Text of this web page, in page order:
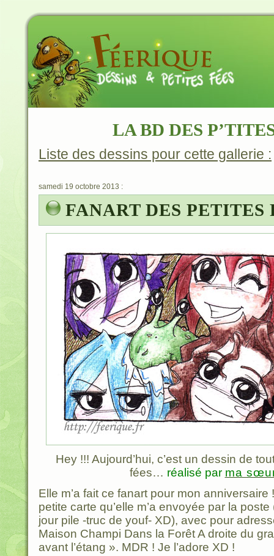
LA BD DES
Liste des dessins pour cette gallerie :
samedi 19 octobre 2013 :
FANART DES PETITES
Hey !!! Aujourd’hui, c’est un dessin de
fées… réalisé par ma
Elle m’a fait ce fanart pour mon anniversaire
petite carte qu’elle m’a envoyée par la
jour pile -truc de youf- XD), avec pour
Maison Champi Dans la Forêt A droite du
avant l’étang ». MDR ! Je l’adore XD !